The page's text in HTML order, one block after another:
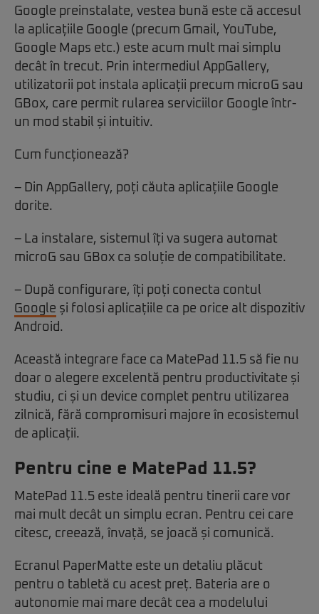
Google preinstalate, vestea bună este că accesul
la aplicațiile Google (precum Gmail, YouTube,
Google Maps etc.) este acum mult mai simplu
decât în trecut. Prin intermediul AppGallery,
utilizatorii pot instala aplicații precum microG sau
GBox, care permit rularea serviciilor Google într-
un mod stabil și intuitiv.
Cum funcționează?
– Din AppGallery, poți căuta aplicațiile Google
dorite.
– La instalare, sistemul îți va sugera automat
microG sau GBox ca soluție de compatibilitate.
– După configurare, îți poți conecta contul
Google și folosi aplicațiile ca pe orice alt dispozitiv
Android.
Această integrare face ca MatePad 11.5 să fie nu
doar o alegere excelentă pentru productivitate și
studiu, ci și un device complet pentru utilizarea
zilnică, fără compromisuri majore în ecosistemul
de aplicații.
Pentru cine e MatePad 11.5?
MatePad 11.5 este ideală pentru tinerii care vor
mai mult decât un simplu ecran. Pentru cei care
citesc, creează, învață, se joacă și comunică.
Ecranul PaperMatte este un detaliu plăcut
pentru o tabletă cu acest preț. Bateria are o
autonomie mai mare decât cea a modelului